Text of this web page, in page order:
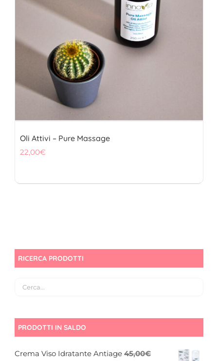
Oli Attivi – Pure Massage
22,00€
RICERCA PRODOTTI
PRODOTTI IN SALDO
Crema Viso Idratante Antiage 45,00€